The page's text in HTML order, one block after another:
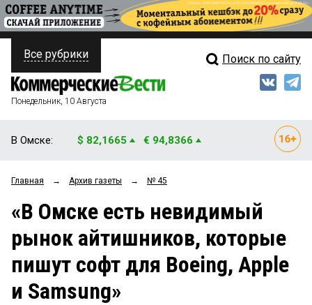
ПОЛИТИКА
ФИНАНСЫ
ОБЩЕСТВО
ЗАКОН
ПРОИСШЕСТВИЯ
Свежий выпуск
Рейтинги
Блоги
Архив
Все рубрики Поиск по сайту
Понедельник, 10 Августа
В Омске: $ 82,1665 € 94,8366
Главная → Архив газеты → № 45
«В Омске есть невидимый
рынок айтишников, которые
пишут софт для Boeing, Apple
и Samsung»